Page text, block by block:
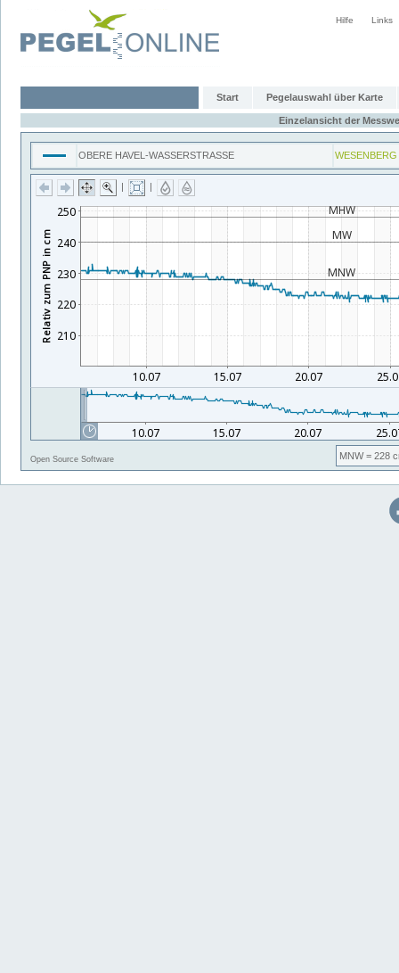
Hilfe Links
Start Pegelauswahl über Karte
Einzelansicht der
OBERE HAVEL-WASSERSTRASSE WESENBERG
| |
Open Source Software MNW= 228